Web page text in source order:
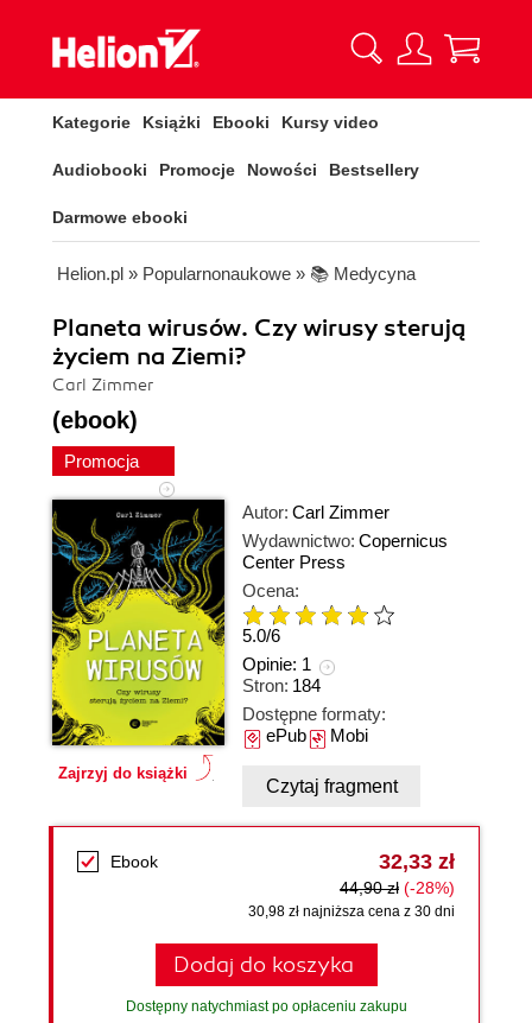
Kategorie Książki Ebooki Kursy video
Audiobooki Promocje Nowości Bestsellery
Darmowe ebooki
Helion.pl » Popularnonaukowe » 📚 Medycyna
Planeta wirusów. Czy wirusy sterują
życiem na Ziemi?
Carl Zimmer
(ebook)
Promocja
Zajrzyj do książki
Autor: Carl Zimmer
Wydawnictwo: Copernicus
Center Press
Ocena:
5.0/6
Opinie: 1
Stron: 184
Dostępne formaty:
ePubMobi
Czytaj fragment
Ebook 32,33 zł
44,90 zł (-28%)
30,98 zł najniższa cena z 30 dni
Dodaj do koszyka
Dostępny natychmiast po opłaceniu zakupu